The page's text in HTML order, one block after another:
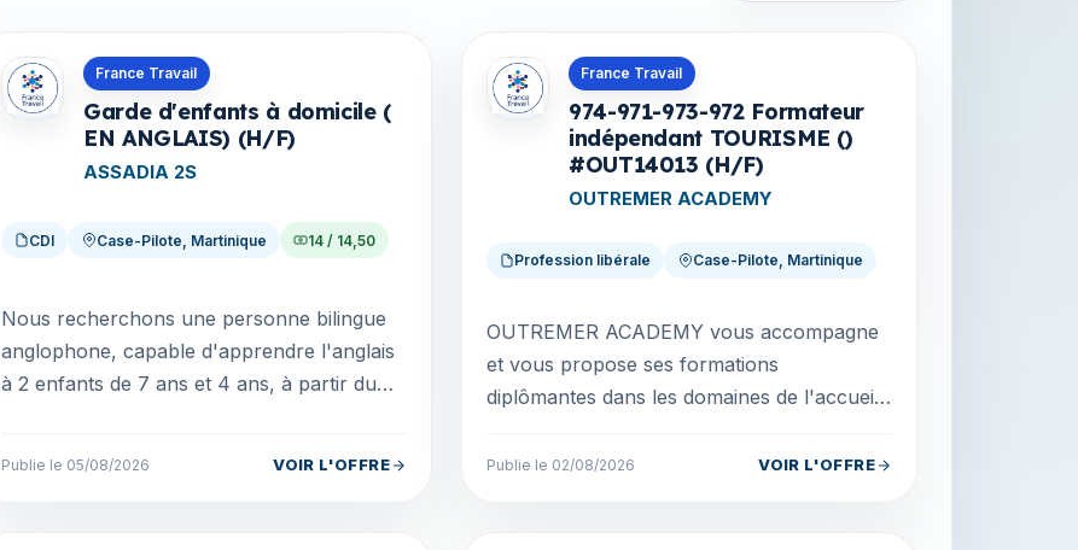
France Travail
Garde d'enfants à domicile (
EN ANGLAIS) (H/F)
ASSADIA 2S
CDI Case-Pilote, Martinique 14 / 14,50
Nous recherchons une personne bilingue
anglophone, capable d'apprendre l'anglais
à 2 enfants de 7 ans et 4 ans, à partir du
Publie le 05/08/2026 VOIR L'OFFRE
Offres en Martinique France Travail
974-971-973-972 Formateur
indépendant TOURISME ()
#OUT14013 (H/F)
OUTREMER ACADEMY
Profession libérale Case-Pilote, Martinique
OUTREMER ACADEMY vous accompagne
et vous propose ses formations
diplômantes dans les domaines de l'accueil,
commerce. Ces formations (ou titres...
Publie le 02/08/2026 VOIR L'OFFRE
Offres en Martinique